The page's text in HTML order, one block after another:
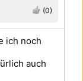
(0)
ich noch
auch